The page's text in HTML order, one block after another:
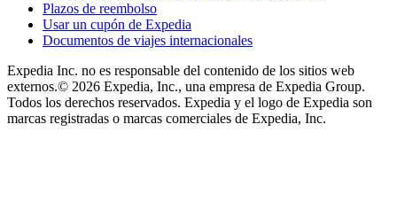
Plazos de reembolso
Usar un cupón de Expedia
Documentos de viajes internacionales
Expedia Inc. no es responsable del contenido de los sitios web
externos.© 2026 Expedia, Inc., una empresa de Expedia Group.
Todos los derechos reservados. Expedia y el logo de Expedia son
marcas registradas o marcas comerciales de Expedia, Inc.